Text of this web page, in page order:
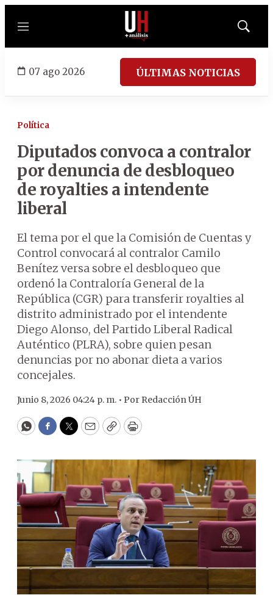
Menú
Mostrar
07 ago 2026 ÚLTIMAS NOTICIAS
Política
Diputados convoca a contralor
por denuncia de desbloqueo
de royalties a intendente
liberal
El tema por el que la Comisión de Cuentas y
Control convocará al contralor Camilo
Benítez versa sobre el desbloqueo que
ordenó la Contraloría General de la
República (CGR) para transferir royalties al
distrito administrado por el intendente
Diego Alonso, del Partido Liberal Radical
Auténtico (PLRA), sobre quien pesan
denuncias por no abonar dieta a varios
concejales.
Junio 8, 2026 04:24 p. m. • Por Redacción ÚH
WhatsApp
Facebook
Twitter
EmailCopyPrint